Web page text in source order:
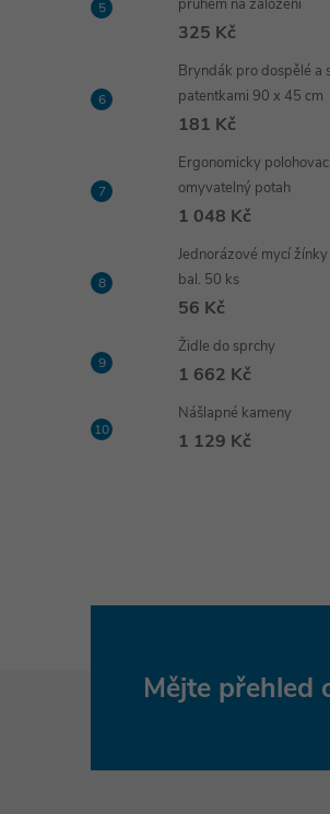
pruhem na založení
325 Kč
Bryndák pro dospělé a
patentkami 90 x 45 cm
181 Kč
Ergonomicky
omyvatelný potah
1 048 Kč
Jednorázové mycí
bal. 50 ks
56 Kč
Židle do sprchy
1 662 Kč
Nášlapné kameny
1 129 Kč
Mějte přehled